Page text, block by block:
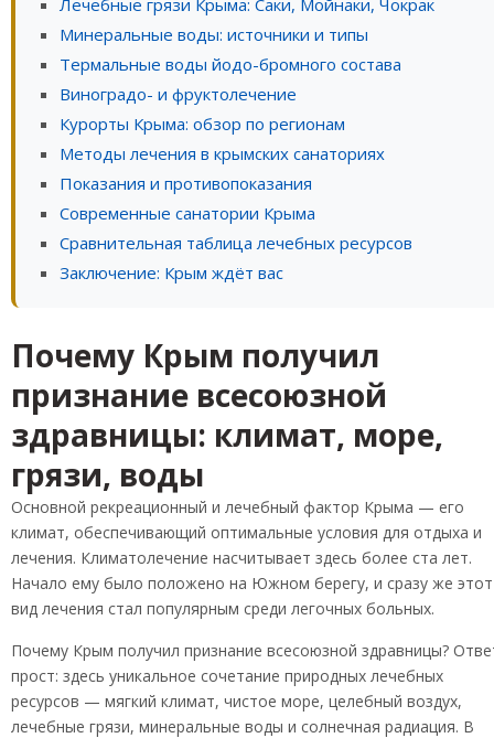
Лечебные грязи Крыма: Саки, Мойнаки, Чокрак
Минеральные воды: источники и типы
Термальные воды йодо-бромного состава
Виноградо- и фруктолечение
Курорты Крыма: обзор по регионам
Методы лечения в крымских санаториях
Показания и противопоказания
Современные санатории Крыма
Сравнительная таблица лечебных ресурсов
Заключение: Крым ждёт вас
Почему Крым получил
признание всесоюзной
здравницы: климат, море,
грязи, воды
Основной рекреационный и лечебный фактор Крыма — его
климат, обеспечивающий оптимальные условия для отдыха и
лечения. Климатолечение насчитывает здесь более ста лет.
Начало ему было положено на Южном берегу, и сразу же этот
вид лечения стал популярным среди легочных больных.
Почему Крым получил признание всесоюзной здравницы?
прост: здесь уникальное сочетание природных лечебных
ресурсов — мягкий климат, чистое море, целебный воздух,
лечебные грязи, минеральные воды и солнечная радиация. В